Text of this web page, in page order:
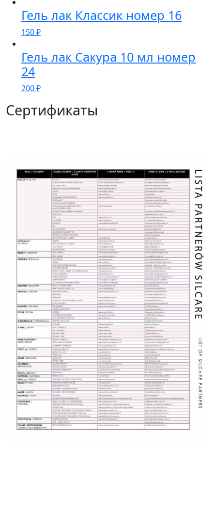
Гель лак Классик номер 16
150₽
Гель лак Сакура 10 мл номер
24
200₽
Сертификаты